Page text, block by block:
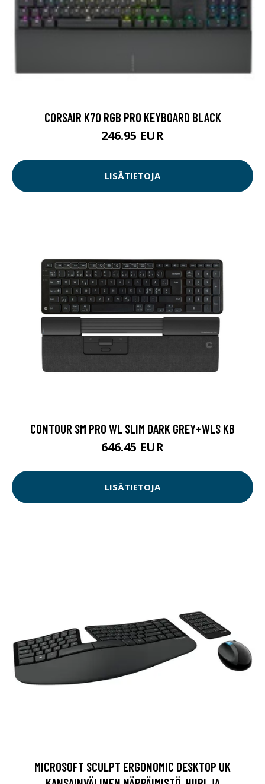
CORSAIR K70 RGB PRO KEYBOARD BLACK
246.95 EUR
LISÄTIETOJA
CONTOUR SM PRO WL SLIM DARK GREY+WLS KB
646.45 EUR
LISÄTIETOJA
MICROSOFT SCULPT ERGONOMIC DESKTOP UK